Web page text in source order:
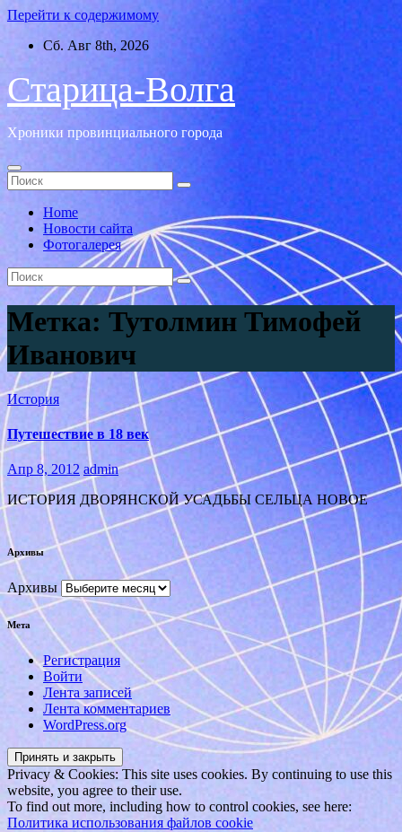
Перейти к содержимому
Сб. Авг 8th, 2026
Старица-Волга
Хроники провинциального города
Home
Новости сайта
Фотогалерея
Метка: Тутолмин Тимофей
Иванович
История
Путешествие в 18 век
Апр 8, 2012 admin
ИСТОРИЯ ДВОРЯНСКОЙ УСАДЬБЫ СЕЛЬЦА НОВОЕ
Архивы
Архивы
Мета
Регистрация
Войти
Лента записей
Лента комментариев
WordPress.org
Privacy & Cookies: This site uses cookies. By continuing to use this
website, you agree to their use.
To find out more, including how to control cookies, see here:
Политика использования файлов cookie